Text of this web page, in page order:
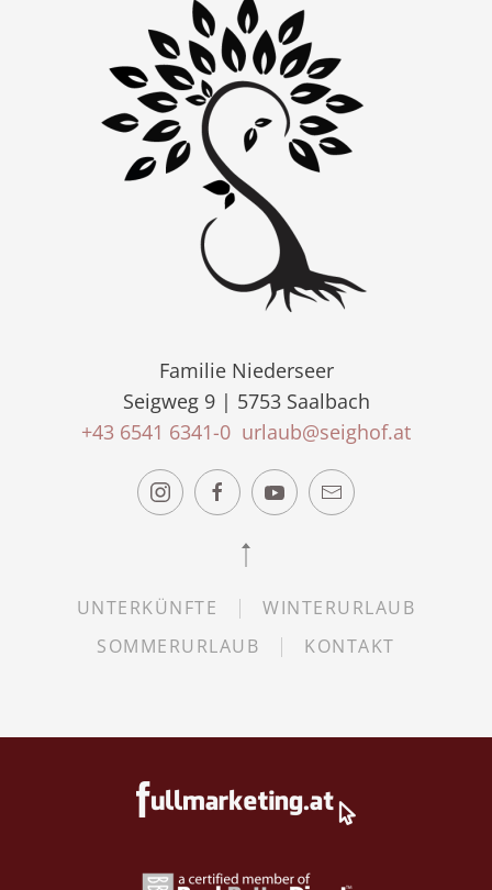
Familie Niederseer
Seigweg 9 | 5753 Saalbach
+43 6541 6341-0 urlaub@seighof.at
UNTERKÜNFTE
WINTERURLAUB
SOMMERURLAUB
KONTAKT